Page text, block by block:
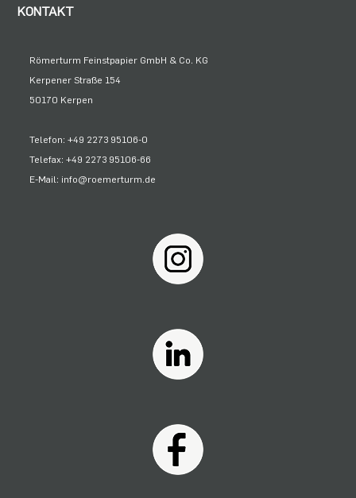
KONTAKT
Römerturm Feinstpapier GmbH & Co. KG
Kerpener Straße 154
50170 Kerpen
Telefon: +49 2273 95106-0
Telefax: +49 2273 95106-66
E-Mail: info@roemerturm.de